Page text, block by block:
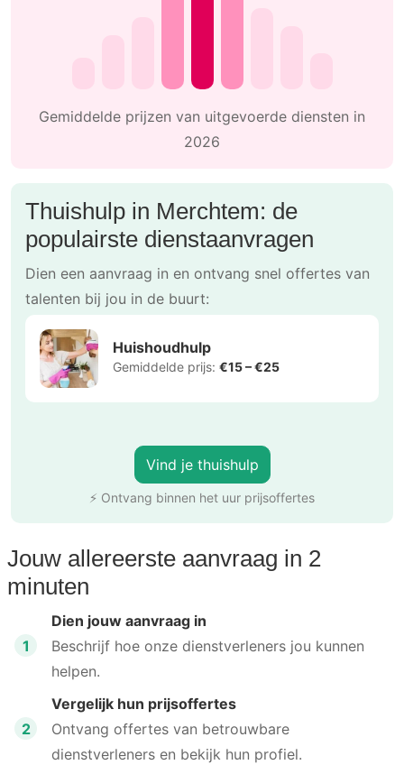
Gemiddelde prijzen van uitgevoerde diensten in
2026
Thuishulp in Merchtem: de
populairste dienstaanvragen
Dien een aanvraag in en ontvang snel offertes van
talenten bij jou in de buurt:
Huishoudhulp
Gemiddelde prijs: €15 – €25
Vind je thuishulp
⚡ Ontvang binnen het uur prijsoffertes
Jouw allereerste aanvraag in 2
minuten
1
Dien jouw aanvraag in
Beschrijf hoe onze dienstverleners jou kunnen
helpen.
2
Vergelijk hun prijsoffertes
Ontvang offertes van betrouwbare
dienstverleners en bekijk hun profiel.